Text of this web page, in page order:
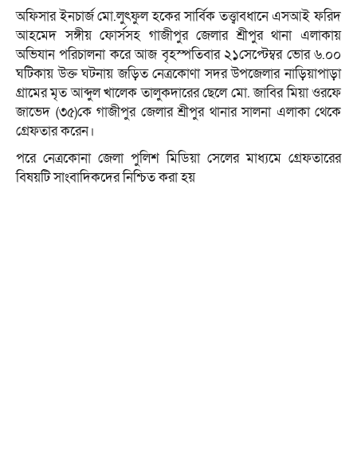
অফিসার ইনচার্জ মো.লুৎফুল হকের সার্বিক তত্ত্বাবধানে এসআই ফরিদ
আহমেদ সঙ্গীয় ফোর্সসহ গাজীপুর জেলার শ্রীপুর থানা এলাকায়
অভিযান পরিচালনা করে আজ বৃহস্পতিবার ২১সেপ্টেম্বর ভোর ৬.০০
ঘটিকায় উক্ত ঘটনায় জড়িত নেত্রকোণা সদর উপজেলার নাড়িয়াপাড়া
গ্রামের মৃত আব্দুল খালেক তালুকদারের ছেলে মো. জাবির মিয়া ওরফে
জাভেদ (৩৫)কে গাজীপুর জেলার শ্রীপুর থানার সালনা এলাকা থেকে
গ্রেফতার করেন।
পরে নেত্রকোনা জেলা পুলিশ মিডিয়া সেলের মাধ্যমে গ্রেফতারের
বিষয়টি সাংবাদিকদের নিশ্চিত করা হয়